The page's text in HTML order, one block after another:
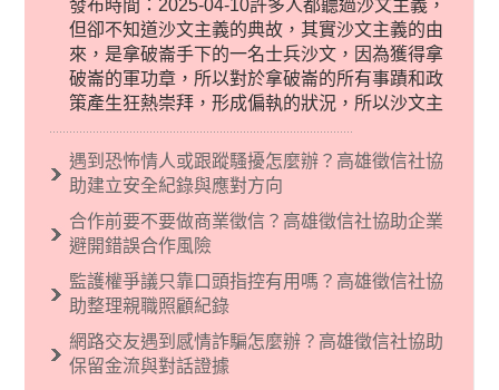
發布時間：2025-04-10許多人都聽過沙文主義，
但卻不知道沙文主義的典故，其實沙文主義的由
來，是拿破崙手下的一名士兵沙文，因為獲得拿
破崙的軍功章，所以對於拿破崙的所有事蹟和政
策產生狂熱崇拜，形成偏執的狀況，所以沙文主
義後來就被拿來暗指偏見和歧視，而且有沙文主
義傾向的人，通常對於自己的國家和民族有超強
烈的卓越感，因而瞧不起其他國家的人，所以沙
現了男性沙文…
遇到恐怖情人或跟蹤騷擾怎麼辦？高雄徵信社協
助建立安全紀錄與應對方向
合作前要不要做商業徵信？高雄徵信社協助企業
避開錯誤合作風險
監護權爭議只靠口頭指控有用嗎？高雄徵信社協
助整理親職照顧紀錄
網路交友遇到感情詐騙怎麼辦？高雄徵信社協助
保留金流與對話證據